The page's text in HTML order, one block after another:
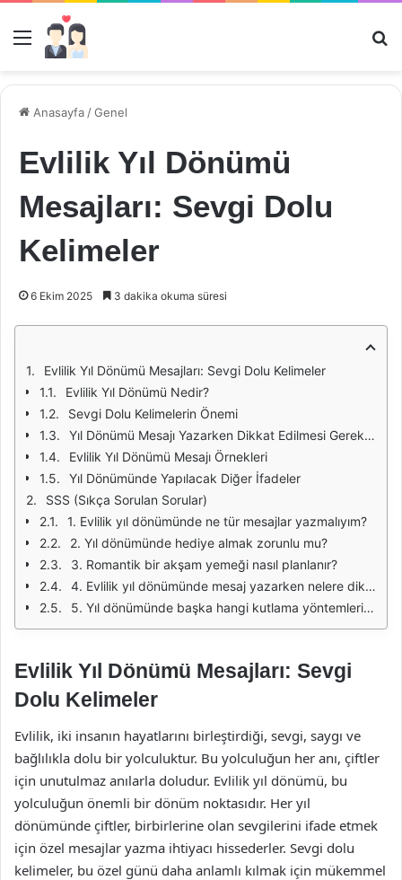
Menü
Anasayfa /Genel
Evlilik Yıl Dönümü
Mesajları: Sevgi Dolu
Kelimeler
6 Ekim 2025 3 dakika okuma süresi
Evlilik Yıl Dönümü Mesajları: Sevgi Dolu Kelimeler
Evlilik Yıl Dönümü Nedir?
Sevgi Dolu Kelimelerin Önemi
Yıl Dönümü Mesajı Yazarken Dikkat Edilmesi Gerekenler
Evlilik Yıl Dönümü Mesajı Örnekleri
Yıl Dönümünde Yapılacak Diğer İfadeler
SSS (Sıkça Sorulan Sorular)
1. Evlilik yıl dönümünde ne tür mesajlar yazmalıyım?
2. Yıl dönümünde hediye almak zorunlu mu?
3. Romantik bir akşam yemeği nasıl planlanır?
4. Evlilik yıl dönümünde mesaj yazarken nelere dikkat etmeliyim?
5. Yıl dönümünde başka hangi kutlama yöntemleri var?
Evlilik Yıl Dönümü Mesajları: Sevgi
Dolu Kelimeler
Evlilik, iki insanın hayatlarını birleştirdiği, sevgi, saygı ve
bağlılıkla dolu bir yolculuktur. Bu yolculuğun her anı, çiftler
için unutulmaz anılarla doludur. Evlilik yıl dönümü, bu
yolculuğun önemli bir dönüm noktasıdır. Her yıl
dönümünde çiftler, birbirlerine olan sevgilerini ifade etmek
için özel mesajlar yazma ihtiyacı hissederler. Sevgi dolu
kelimeler, bu özel günü daha anlamlı kılmak için mükemmel